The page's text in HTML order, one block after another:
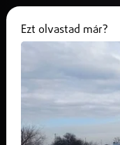
Toroczkai
végrehajtási
Ezt olvastad már?